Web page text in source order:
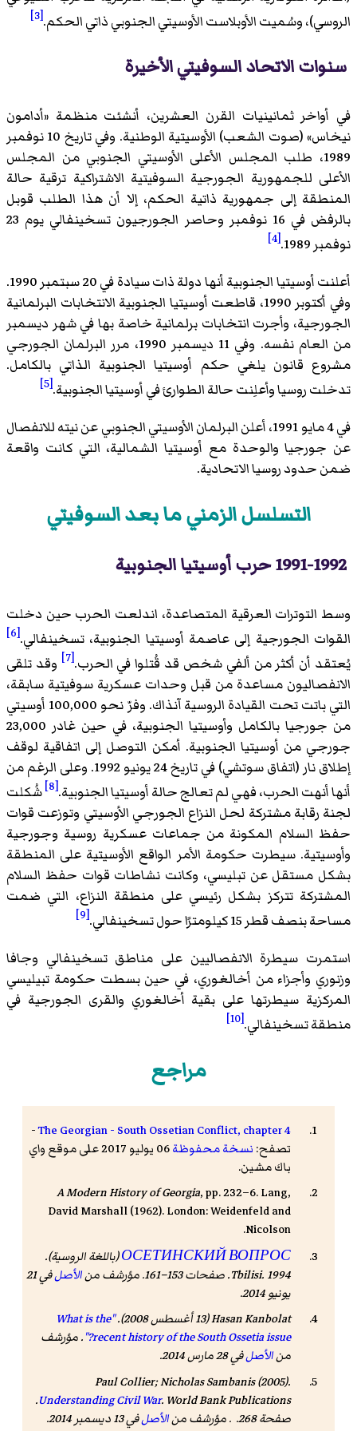
الروسي)، وسُميت الأوبلاست الأوسيتي الجنوبي ذاتي الحكم.[3]
سنوات الاتحاد السوفيتي الأخيرة
في أواخر ثمانينيات القرن العشرين، أنشئت منظمة «أدامون
نيخاس» (صوت الشعب) الأوسيتية الوطنية. وفي تاريخ 10 نوفمبر
1989، طلب المجلس الأعلى الأوسيتي الجنوبي من المجلس
الأعلى للجمهورية الجورجية السوفيتية الاشتراكية ترقية حالة
المنطقة إلى جمهورية ذاتية الحكم، إلا أن هذا الطلب قوبل
بالرفض في 16 نوفمبر وحاصر الجورجيون تسخينفالي يوم 23
نوفمبر 1989.
[4]
أعلنت أوسيتيا الجنوبية أنها دولة ذات سيادة في 20 سبتمبر 1990.
وفي أكتوبر 1990، قاطعت أوسيتيا الجنوبية الانتخابات البرلمانية
الجورجية، وأجرت انتخابات برلمانية خاصة بها في شهر ديسمبر
من العام نفسه. وفي 11 ديسمبر 1990، مرر البرلمان الجورجي
مشروع قانون يلغي حكم أوسيتيا الجنوبية الذاتي بالكامل.
تدخلت روسيا وأعلِنت حالة الطوارئ في أوسيتيا الجنوبية.[5]
في 4 مايو 1991، أعلن البرلمان الأوسيتي الجنوبي عن نيته للانفصال
عن جورجيا والوحدة مع أوسيتيا الشمالية، التي كانت واقعة
ضمن حدود روسيا الاتحادية.
التسلسل الزمني ما بعد السوفيتي
1991-1992 حرب أوسيتيا الجنوبية
وسط التوترات العرقية المتصاعدة، اندلعت الحرب حين دخلت
القوات الجورجية إلى عاصمة أوسيتيا الجنوبية، تسخينفالي.[6]
يُعتقد أن أكثر من ألفي شخص قد قُتلوا في الحرب.[7]
وقد تلقى
الانفصاليون مساعدة من قبل وحدات عسكرية سوفيتية سابقة،
التي باتت تحت القيادة الروسية آنذاك. وفرّ نحو 100,000 أوسيتي
من جورجيا بالكامل وأوسيتيا الجنوبية، في حين غادر 23,000
جورجي من أوسيتيا الجنوبية. أمكن التوصل إلى اتفاقية لوقف
إطلاق نار (اتفاق سوتشي) في تاريخ 24 يونيو 1992. وعلى الرغم من
أنها أنهت الحرب، فهي لم تعالج حالة أوسيتيا الجنوبية.[8]
شُكلت
لجنة رقابة مشتركة لحل النزاع الجورجي الأوسيتي وتوزعت قوات
حفظ السلام المكونة من جماعات عسكرية روسية وجورجية
وأوسيتية. سيطرت حكومة الأمر الواقع الأوسيتية على المنطقة
بشكل مستقل عن تبليسي، وكانت نشاطات قوات حفظ السلام
المشتركة تتركز بشكل رئيسي على منطقة النزاع، التي ضمت
مساحة بنصف قطر 15 كيلومترًا حول تسخينفالي.
[9]
استمرت سيطرة الانفصاليين على مناطق تسخينفالي وجافا
وزنوري وأجزاء من أخالغوري، في حين بسطت حكومة تبيليسي
المركزية سيطرتها على بقية أخالغوري والقرى الجورجية في
منطقة تسخينفالي.[10]
مراجع
The Georgian - South Ossetian Conflict, chapter 4
-
تصفح: نسخة محفوظة
06 يوليو 2017 على موقع واي
باك مشين.
A Modern History of Georgia, pp. 232–6.Lang,
David Marshall(1962). London: Weidenfeld and
Nicolson.
ОСЕТИНСКИЙ ВОПРОС(باللغة الروسية).
Tbilisi. 1994. صفحات 153–161. مؤرشف من
الأصل
في 21
يونيو 2014.
Hasan Kanbolat (13 أغسطس 2008).
"What is the
recent history of the South Ossetia issue?" . مؤرشف
منالأصلفي 28 مارس 2014.
Paul Collier; Nicholas Sambanis (2005).
Understanding Civil War
. World Bank Publications.
صفحة 268. . مؤرشف من
الأصلفي 13 ديسمبر 2014.